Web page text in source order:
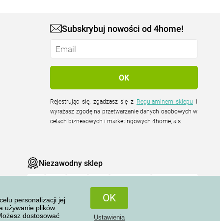
personalizacji jej
używanie plików
dostosować
OK
Ustawienia
Subskrybuj nowości od 4home!
Rejestrując się, zgadzasz się z Regulaminem sklepu
wyrażasz zgodę na przetwarzanie danych osobowych w
celach biznesowych i marketingowych 4home, a.s.
Niezawodny sklep